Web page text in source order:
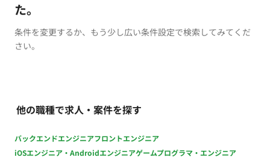
た。
条件を変更するか、もう少し広い条件設定で検索してみてくだ
さい。
他の職種で求人・案件を探す
バックエンドエンジニアフロントエンジニア
iOSエンジニア・Androidエンジニアゲームプログラマ・エンジニア